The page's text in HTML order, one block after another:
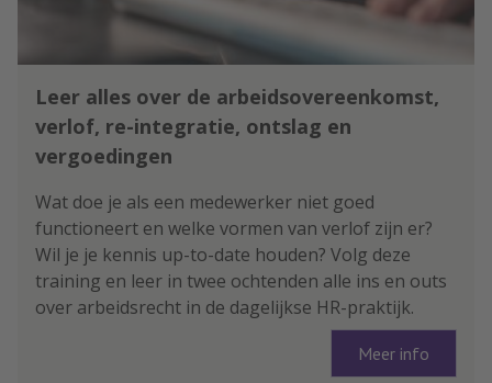
Leer alles over de arbeidsovereenkomst,
verlof, re-integratie, ontslag en
vergoedingen
Wat doe je als een medewerker niet goed
functioneert en welke vormen van verlof zijn er?
Wil je je kennis up-to-date houden? Volg deze
training en leer in twee ochtenden alle ins en outs
over arbeidsrecht in de dagelijkse HR-praktijk.
Meer info